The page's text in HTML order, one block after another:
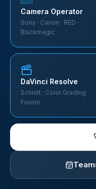
Camera Operator
Sony · Canon · RED ·
Blackmagic
DaVinci Resolve
Schnitt · Color Grading ·
Fusion